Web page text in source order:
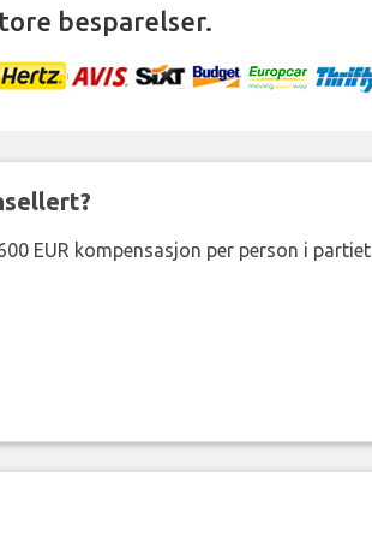
besparelser.
EUR kompensasjon per person i partiet